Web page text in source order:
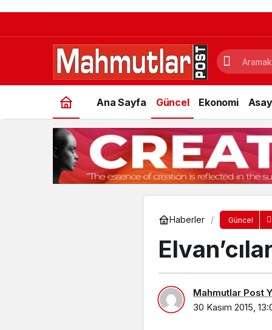
Ana Sayfa Güncel Ekonomi
Haberler Güncel
Mahmutlar Post
30 Kasım 2015,